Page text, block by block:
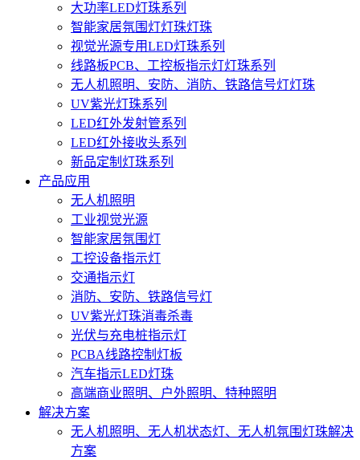
大功率LED灯珠系列
智能家居氛围灯灯珠灯珠
视觉光源专用LED灯珠系列
线路板PCB、工控板指示灯灯珠系列
无人机照明、安防、消防、铁路信号灯灯珠
UV紫光灯珠系列
LED红外发射管系列
LED红外接收头系列
新品定制灯珠系列
产品应用
无人机照明
工业视觉光源
智能家居氛围灯
工控设备指示灯
交通指示灯
消防、安防、铁路信号灯
UV紫光灯珠消毒杀毒
光伏与充电桩指示灯
PCBA线路控制灯板
汽车指示LED灯珠
高端商业照明、户外照明、特种照明
解决方案
无人机照明、无人机状态灯、无人机氛围灯珠解决
方案